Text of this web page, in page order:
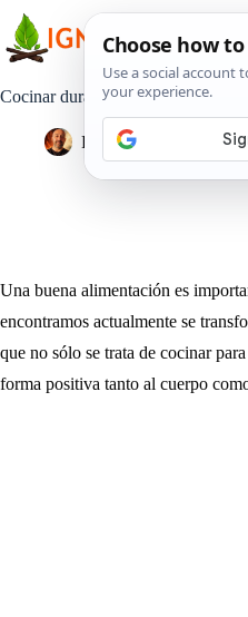
contenido
Cocinar durante el aislamiento, una
Pedro Lisperguer 3
Una buena alimentación es
encontramos actualmente se
que no sólo se trata de cocinar para
forma positiva tanto al cuerpo